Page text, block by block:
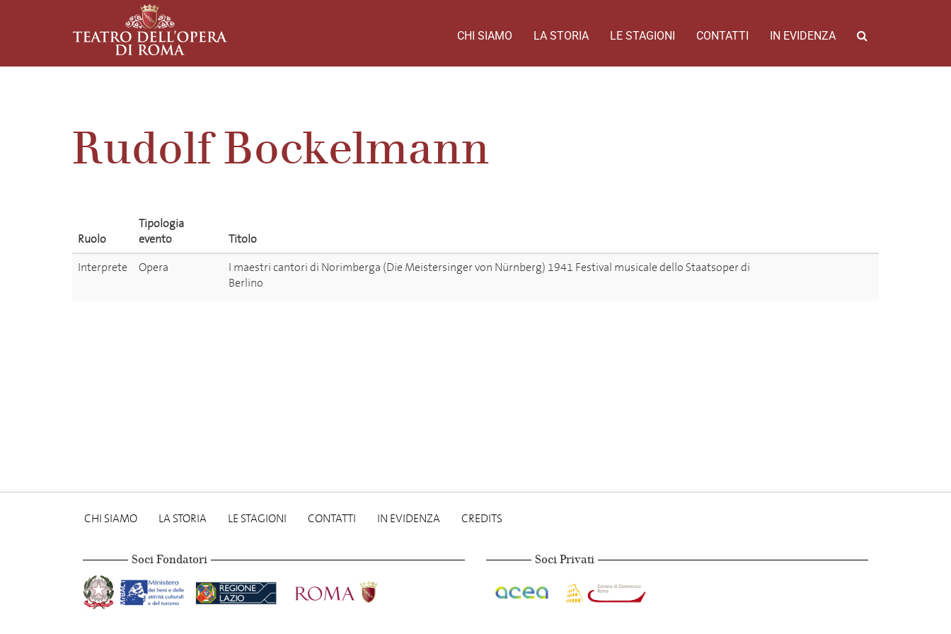
CHI SIAMO LA STORIA LE STAGIONI CONTATTI IN EVIDENZA
Rudolf Bockelmann
Ruolo
Tipologia
evento
Titolo
Interprete
Opera
I maestri cantori di Norimberga (Die Meistersinger von Nürnberg) 1941 Festival musicale dello Staatsoper di
Berlino
CHI SIAMO LA STORIA LE STAGIONI CONTATTI IN EVIDENZA CREDITS
Soci Fondatori Soci Privati